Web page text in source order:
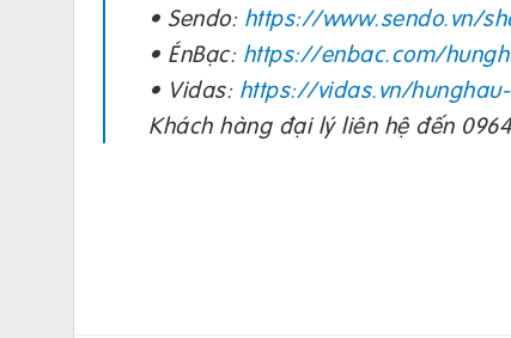
• Sendo: https://www.sendo.vn/
• ÉnBạc: https://enbac.com/
• Vidas: https://vidas.vn/
Khách hàng đại lý liên hệ đến